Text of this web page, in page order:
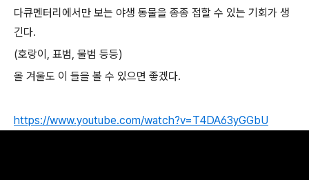
다큐멘터리에서만 보는 야생 동물을 종종 접할 수 있는 기회가 생
긴다.
(호랑이, 표범, 물범 등등)
올 겨울도 이 들을 볼 수 있으면 좋겠다.
https://www.youtube.com/watch?v=T4DA63yGGbU